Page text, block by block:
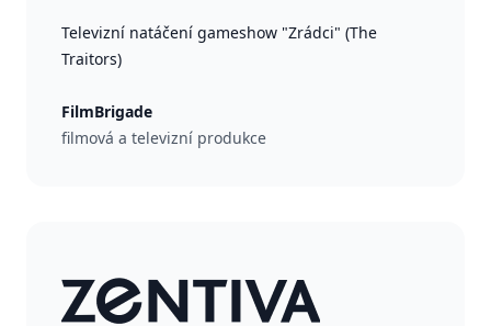
Televizní natáčení gameshow "Zrádci" (The
Traitors)
FilmBrigade
filmová a televizní produkce